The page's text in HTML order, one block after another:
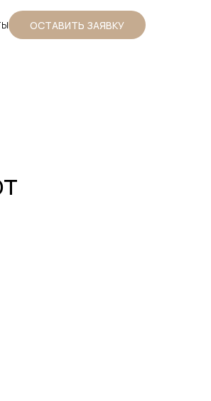
ОСТАВИТЬ ЗАЯВКУ